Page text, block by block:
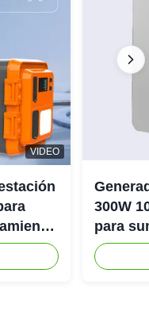
VIDEO
300W
para